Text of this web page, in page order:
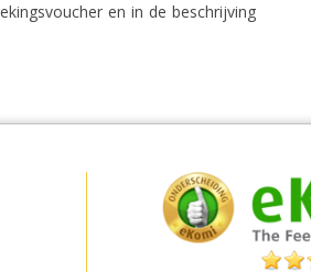
Inloggen
en in de beschrijving